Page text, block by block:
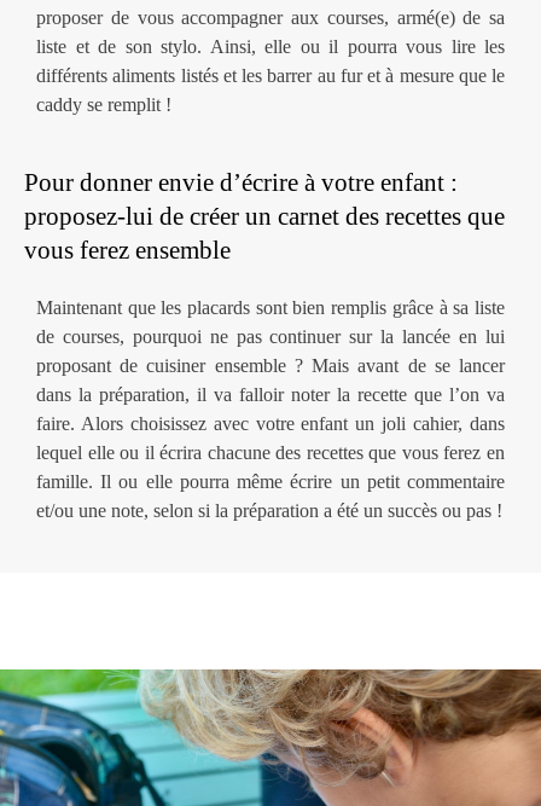
proposer de vous accompagner aux courses, armé(e) de sa
liste et de son stylo. Ainsi, elle ou il pourra vous lire les
différents aliments listés et les barrer au fur et à mesure que le
caddy se remplit !
Pour donner envie d’écrire à votre enfant :
proposez-lui de créer un carnet des recettes que
vous ferez ensemble
Maintenant que les placards sont bien remplis grâce à sa liste
de courses, pourquoi ne pas continuer sur la lancée en lui
proposant de cuisiner ensemble ? Mais avant de se lancer
dans la préparation, il va falloir noter la recette que l’on va
faire. Alors choisissez avec votre enfant un joli cahier, dans
lequel elle ou il écrira chacune des recettes que vous ferez en
famille. Il ou elle pourra même écrire un petit commentaire
et/ou une note, selon si la préparation a été un succès ou pas !